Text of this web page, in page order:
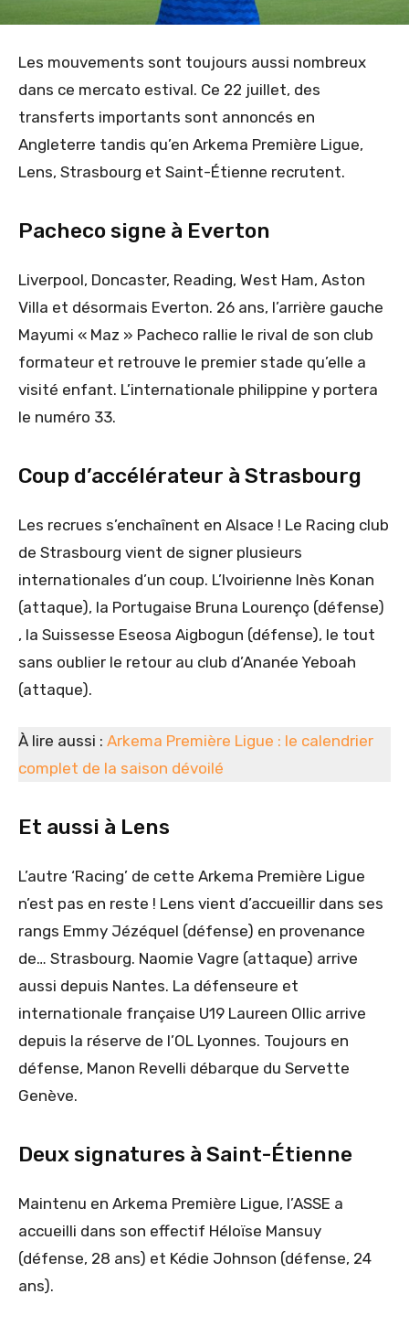
Les mouvements sont toujours aussi nombreux
dans ce mercato estival. Ce 22 juillet, des
transferts importants sont annoncés en
Angleterre tandis qu’en Arkema Première Ligue,
Lens, Strasbourg et Saint-Étienne recrutent.
Pacheco signe à Everton
Liverpool, Doncaster, Reading, West Ham, Aston
Villa et désormais Everton. 26 ans, l’arrière gauche
Mayumi « Maz » Pacheco rallie le rival de son club
formateur et retrouve le premier stade qu’elle a
visité enfant. L’internationale philippine y portera
le numéro 33.
Coup d’accélérateur à Strasbourg
Les recrues s’enchaînent en Alsace ! Le Racing club
de Strasbourg vient de signer plusieurs
internationales d’un coup. L’Ivoirienne Inès Konan
(attaque), la Portugaise Bruna Lourenço (défense)
, la Suissesse Eseosa Aigbogun (défense), le tout
sans oublier le retour au club d’Ananée Yeboah
(attaque).
À lire aussi : Arkema Première Ligue : le calendrier
complet de la saison dévoilé
Et aussi à Lens
L’autre ‘Racing’ de cette Arkema Première Ligue
n’est pas en reste ! Lens vient d’accueillir dans ses
rangs Emmy Jézéquel (défense) en provenance
de… Strasbourg. Naomie Vagre (attaque) arrive
aussi depuis Nantes. La défenseure et
internationale française U19 Laureen Ollic arrive
depuis la réserve de l’OL Lyonnes. Toujours en
défense, Manon Revelli débarque du Servette
Genève.
Deux signatures à Saint-Étienne
Maintenu en Arkema Première Ligue, l’ASSE a
accueilli dans son effectif Héloïse Mansuy
(défense, 28 ans) et Kédie Johnson (défense, 24
ans).